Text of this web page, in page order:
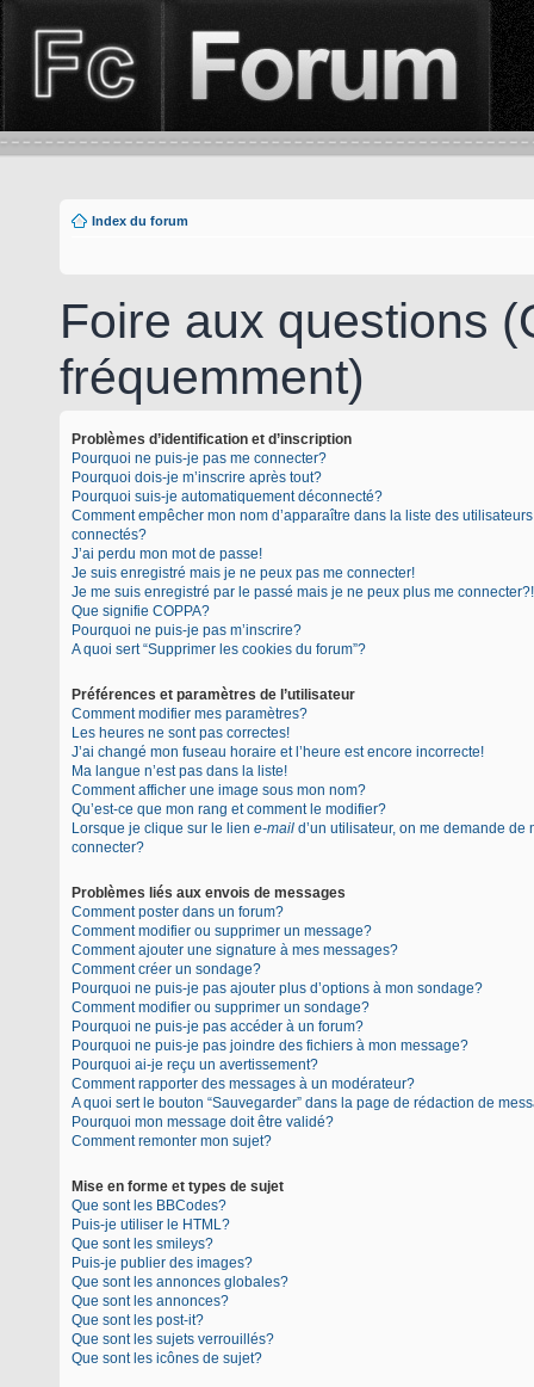
Index du forum
Foire aux questions
fréquemment)
Problèmes d’identification et d’inscription
Pourquoi ne puis-je pas me connecter?
Pourquoi dois-je m’inscrire après tout?
Pourquoi suis-je automatiquement déconnecté?
Comment empêcher mon nom d’apparaître dans la liste des utilisateurs
connectés?
J’ai perdu mon mot de passe!
Je suis enregistré mais je ne peux pas me connecter!
Je me suis enregistré par le passé mais je ne peux plus me connecter?!
Que signifie COPPA?
Pourquoi ne puis-je pas m’inscrire?
A quoi sert “Supprimer les cookies du forum”?
Préférences et paramètres de l’utilisateur
Comment modifier mes paramètres?
Les heures ne sont pas correctes!
J’ai changé mon fuseau horaire et l’heure est encore incorrecte!
Ma langue n’est pas dans la liste!
Comment afficher une image sous mon nom?
Qu’est-ce que mon rang et comment le modifier?
Lorsque je clique sur le lien e-mail d’un utilisateur, on me demande de
connecter?
Problèmes liés aux envois de messages
Comment poster dans un forum?
Comment modifier ou supprimer un message?
Comment ajouter une signature à mes messages?
Comment créer un sondage?
Pourquoi ne puis-je pas ajouter plus d’options à mon sondage?
Comment modifier ou supprimer un sondage?
Pourquoi ne puis-je pas accéder à un forum?
Pourquoi ne puis-je pas joindre des fichiers à mon message?
Pourquoi ai-je reçu un avertissement?
Comment rapporter des messages à un modérateur?
A quoi sert le bouton “Sauvegarder” dans la page de rédaction de
Pourquoi mon message doit être validé?
Comment remonter mon sujet?
Mise en forme et types de sujet
Que sont les BBCodes?
Puis-je utiliser le HTML?
Que sont les smileys?
Puis-je publier des images?
Que sont les annonces globales?
Que sont les annonces?
Que sont les post-it?
Que sont les sujets verrouillés?
Que sont les icônes de sujet?